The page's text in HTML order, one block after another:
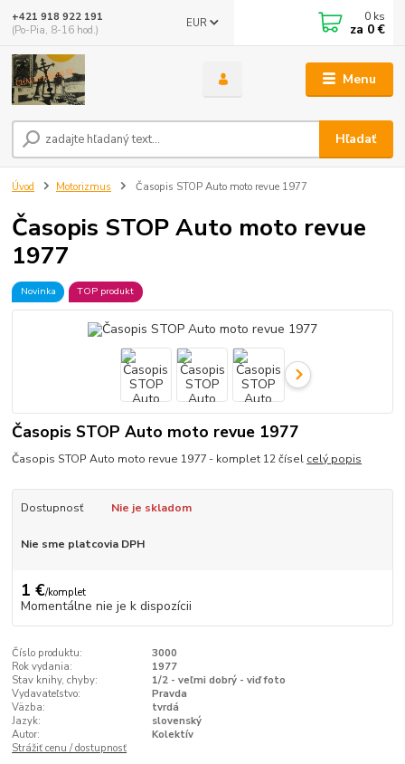
Menu
EUR
Hľadať
+421 918 922 191
(Po-Pia, 8-16 hod.)
0 ks
za 0 €
Úvod Motorizmus Časopis STOP Auto moto revue 1977
Časopis STOP Auto moto revue
1977
Novinka TOP produkt
Časopis STOP Auto moto revue 1977
Časopis STOP Auto moto revue 1977 - komplet 12 čísel celý popis
Dostupnosť Nie je skladom
Nie sme platcovia DPH
1 €/komplet
Momentálne nie je k dispozícii
Číslo produktu:
3000
Rok vydania:
1977
Stav knihy, chyby:
1/2 - veľmi dobrý - viď foto
Vydavateľstvo:
Pravda
Väzba:
tvrdá
Jazyk:
slovenský
Autor:
Kolektív
Strážiť cenu / dostupnosť